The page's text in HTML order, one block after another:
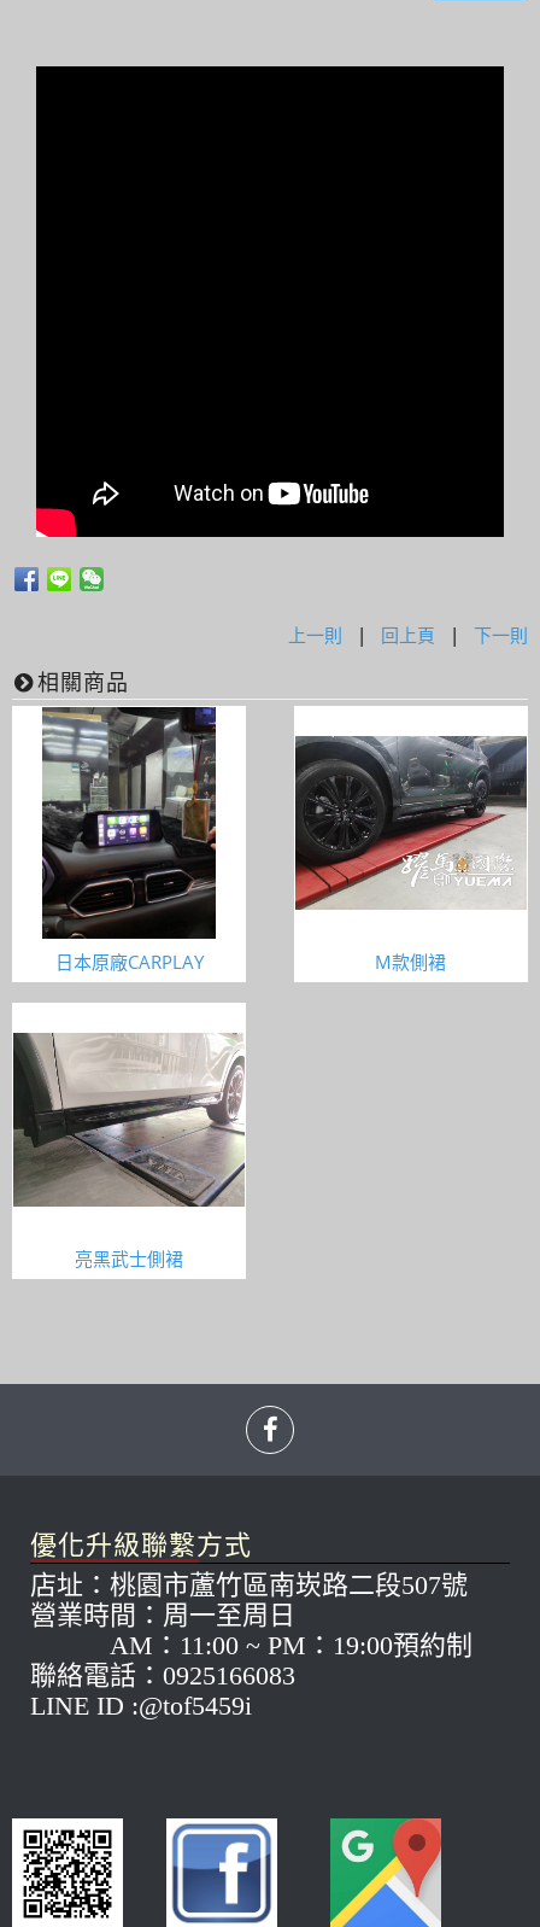
上一則 | 回上頁 | 下一則
相關商品
日本原廠CARPLAY M款側裙
亮黑武士側裙
優化升級聯繫方式
店址：桃園市蘆竹區南崁路二段507號
營業時間：周一至周日
AM：11:00 ~ PM：19:00預約制
聯絡電話：0925166083
LINE ID :@tof5459i